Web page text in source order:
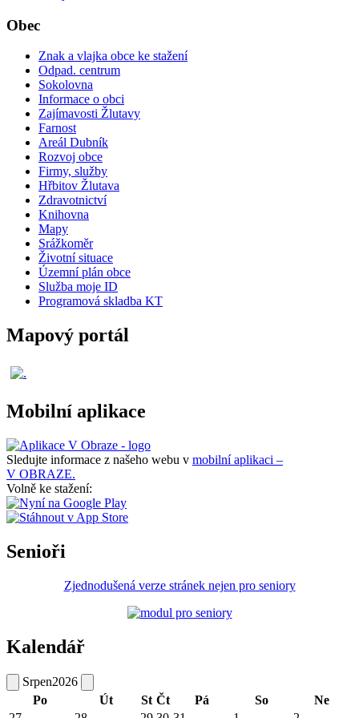
Obec
Znak a vlajka obce ke stažení
Odpad. centrum
Sokolovna
Informace o obci
Zajímavosti Žlutavy
Farnost
Areál Dubník
Rozvoj obce
Firmy, služby
Hřbitov Žlutava
Zdravotnictví
Knihovna
Mapy
Srážkoměr
Životní situace
Územní plán obce
Služba moje ID
Programová skladba KT
Mapový portál
Mobilní aplikace
Sledujte informace z našeho webu v mobilní aplikaci –
V OBRAZE.
Volně ke stažení:
Senioři
Zjednodušená verze stránek nejen pro seniory
Kalendář
Srpen2026
Po
Út St Čt Pá So
Ne